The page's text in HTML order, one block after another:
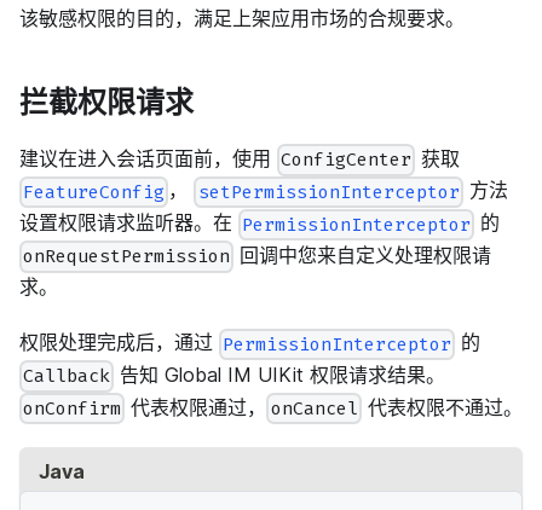
该敏感权限的目的，满足上架应用市场的合规要求。
拦截权限请求
建议在进入会话页面前，使用 ConfigCenter 获取
FeatureConfig ， setPermissionInterceptor 方法
设置权限请求监听器。在 PermissionInterceptor 的
onRequestPermission 回调中您来自定义处理权限请
求。
权限处理完成后，通过 PermissionInterceptor 的
Callback 告知 Global IM UIKit 权限请求结果。
onConfirm 代表权限通过， onCancel 代表权限不通过。
Java